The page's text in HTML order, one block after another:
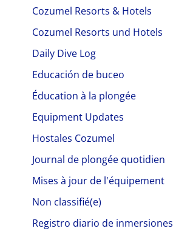
Cozumel Resorts & Hotels
Cozumel Resorts und Hotels
Daily Dive Log
Educación de buceo
Éducation à la plongée
Equipment Updates
Hostales Cozumel
Journal de plongée quotidien
Mises à jour de l'équipement
Non classifié(e)
Registro diario de inmersiones